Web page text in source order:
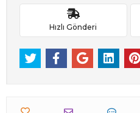
Hızlı Gönderi